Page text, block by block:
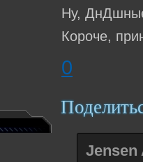
Ну,
Короче,
0
Jensen